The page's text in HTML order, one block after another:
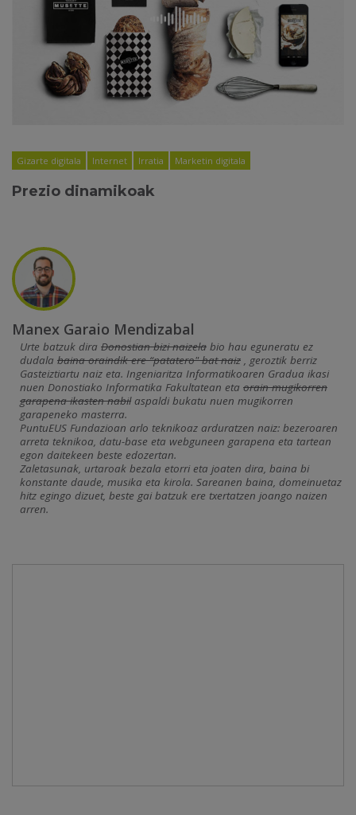
Gizarte digitala Internet Irratia Marketin digitala
Prezio dinamikoak
Manex Garaio Mendizabal
Urte batzuk dira Donostian bizi naizela bio hau eguneratu ez
dudala baina oraindik ere “patatero" bat naiz , geroztik berriz
Gasteiztiartu naiz eta. Ingeniaritza Informatikoaren Gradua ikasi
nuen Donostiako Informatika Fakultatean eta orain mugikorren
garapena ikasten nabilaspaldi bukatu nuen mugikorren
garapeneko masterra.
PuntuEUS Fundazioan arlo teknikoaz arduratzen naiz: bezeroaren
arreta teknikoa, datu-base eta webguneen garapena eta tartean
egon daitekeen beste edozertan.
Zaletasunak, urtaroak bezala etorri eta joaten dira, baina bi
konstante daude, musika eta kirola. Sareanen baina, domeinuetaz
hitz egingo dizuet, beste gai batzuk ere txertatzen joango naizen
arren.